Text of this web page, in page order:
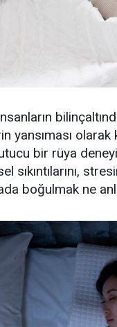
yansıması
bir rüya
sıkıntılarını,
boğulmak ne